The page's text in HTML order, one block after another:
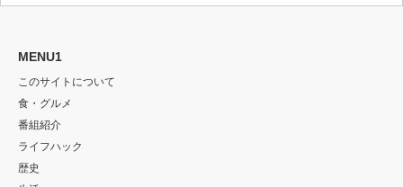
MENU1
このサイトについて
食・グルメ
番組紹介
ライフハック
歴史